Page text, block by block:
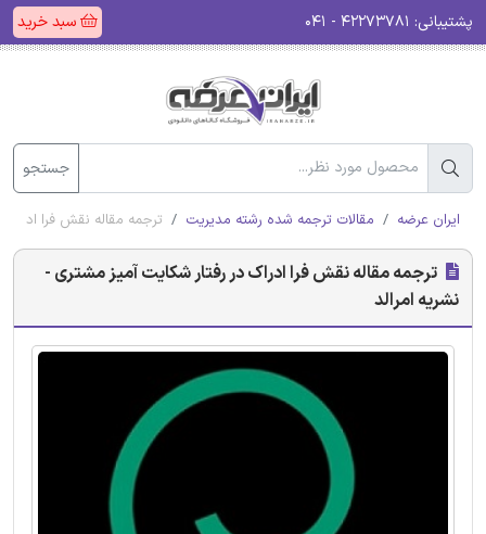
پشتیبانی: سبد خرید
جستجو
ایران عرضه مقالات ترجمه شده رشته مدیریت ترجمه مقاله نقش فرا
ترجمه مقاله نقش فرا ادراک در رفتار شکایت آمیز مشتری -
نشریه امرالد